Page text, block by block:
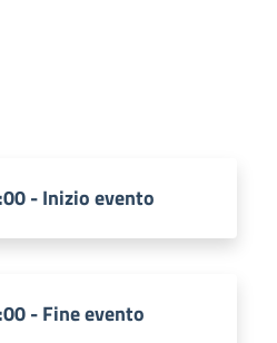
- Inizio evento
- Fine evento